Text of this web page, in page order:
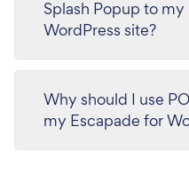
Splash Popup to
WordPress site?
Why should I use
my Escapade for